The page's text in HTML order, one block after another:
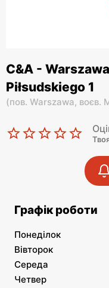
C&A -
Piłsudskiego 1
(пов. Warszawa, воєв.
Графік роботи
Понеділок
Вівторок
Середа
Четвер